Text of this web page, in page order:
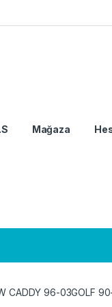
Mağaza
CADDY 96-03GOLF